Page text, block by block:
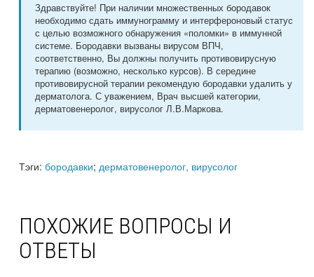
Здравствуйте! При наличии множественных бородавок
необходимо сдать иммунограмму и интерфероновый статус
с целью возможного обнаружения «поломки» в иммунной
системе. Бородавки вызваны вирусом ВПЧ,
соответственно, Вы должны получить противовирусную
терапию (возможно, несколько курсов). В середине
противовирусной терапии рекомендую бородавки удалить у
дерматолога. С уважением, Врач высшей категории,
дерматовенеролог, вирусолог Л.В.Маркова.
Тэги: бородавки; дерматовенеролог, вирусолог
ПОХОЖИЕ ВОПРОСЫ И
ОТВЕТЫ